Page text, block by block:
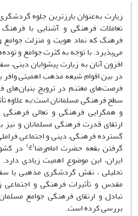
زیارت به‌عنوان بارزترین جلوه
تعاملات فرهنگی و آشنایی با
فرهنگ که نماد هویت و منزلت جوامع
می‌پذیرد. با توجه به کثرت جوامع و
افزون آنان به زیارت پیشوایان
در بین اقوام شیعه مذهب اهمیتی وافر
فرصت‌های مغتنم در ترویج بنیان‌های
سطح فرهنگی مسلمانان است؛به علاوه
و همگرایی فرهنگی و تعالی
ارتقای قدرت فرهنگی مسلمانان و نیز
گسترده فرهنگی، دینی و اجتماعی
گرفتن بقعه حضرت امام‌رضا(ع) در
ایران، این موضوع اهمیت زیادی
تحلیلی ، نقش گردشگری مذهبی یا
مقدس و تأثیرات فرهنگی و اجتماعی
تبادل و ارتقای فرهنگی جوامع
بررسی کرده است.